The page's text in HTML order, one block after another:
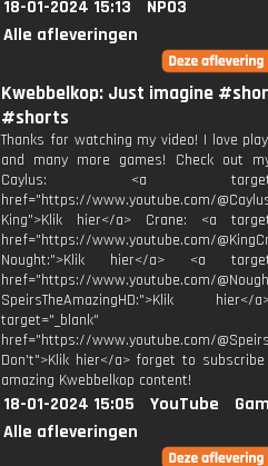
18-01-2024 15:13
NPO3
Alle afleveringen
Kwebbelkop: Just imagine
#shorts
Thanks for watching my video! I love
and many more games! Check out
Caylus: <a
href="https://www.youtube.com/
King">Klik hier</a> Crane: <a
href="https://www.youtube.com/
Nought:">Klik hier</a> <a
href="https://www.youtube.com/
SpeirsTheAmazingHD:">Klik
target="_blank"
href="https://www.youtube.com/
Don't">Klik hier</a> forget to
amazing Kwebbelkop content!
18-01-2024 15:05 YouTube
Alle afleveringen